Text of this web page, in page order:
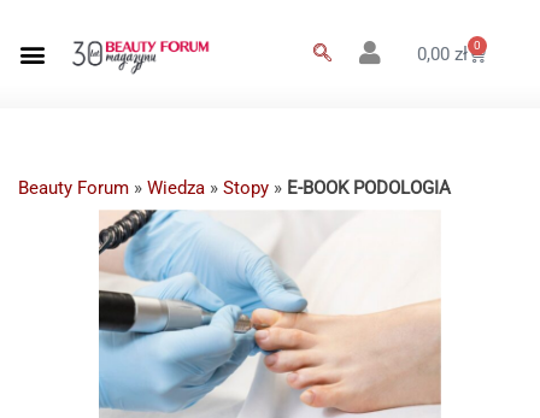
0,00zł 0
Beauty Forum » Wiedza » Stopy » E-BOOK PODOLOGIA